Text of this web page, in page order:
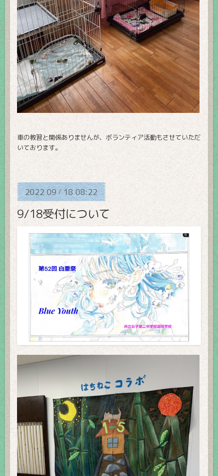
車の教習と関係ありませんが、ボランティア活動もさせていただ
いております。
2022 09/18 08:22
9/18受付について